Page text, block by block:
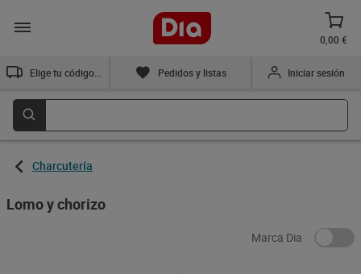
0,00 €
Pedidos y listas Iniciar sesión
Charcutería
Lomo y chorizo
Marca Dia